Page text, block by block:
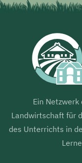
Ein
Landwirtschaft für
des Unterrichts in